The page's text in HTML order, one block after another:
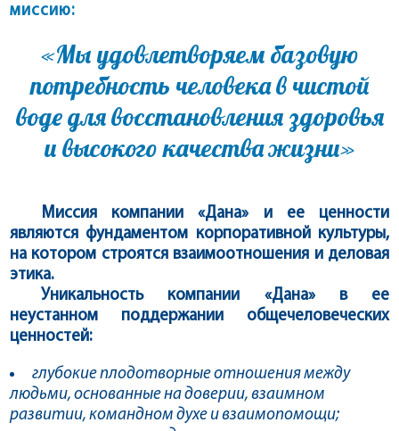
миссию:
«Мы удовлетворяем базовую
потребность человека в чистой
воде для восстановления здоровья
и высокого качества жизни»
Миссия компании «Дана» и ее ценности
являются фундаментом корпоративной культуры,
на котором строятся взаимоотношения и деловая
этика.
Уникальность компании «Дана» в ее
неустанном поддержании общечеловеческих
ценностей:
глубокие плодотворные отношения между
людьми, основанные на доверии, взаимном
развитии, командном духе и взаимопомощи;